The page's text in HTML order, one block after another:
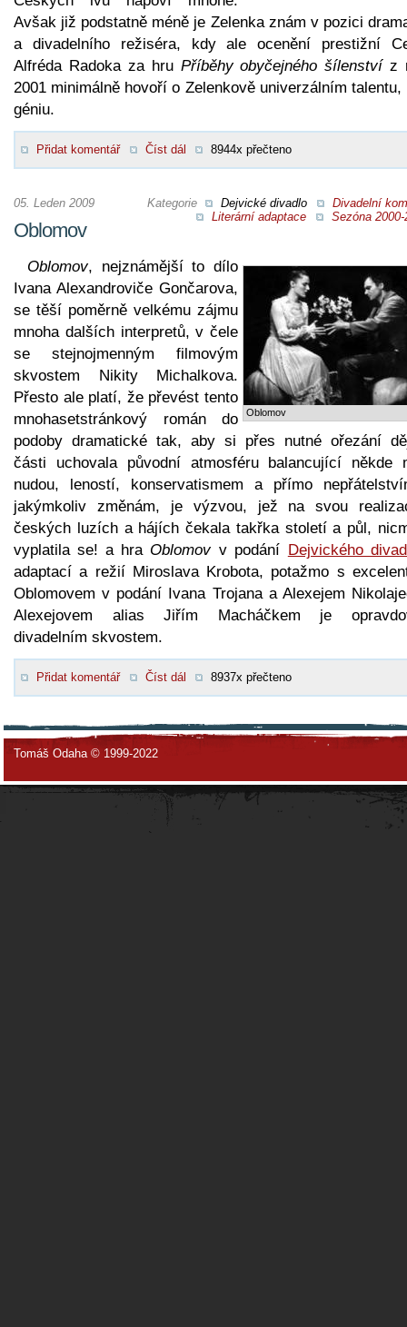
Avšak již podstatně méně je Zelenka znám v pozici
a divadelního režiséra, kdy ale ocenění prestižní
Alfréda Radoka za hru Příběhy obyčejného šílenstvíz
2001 minimálně hovoří o Zelenkově univerzálním talentu,
géniu.
Přidat komentář Číst dál 8944x přečteno
Kategorie Dejvické divadlo
Divadelní
Literární adaptace
Sezóna 2000-
05. Leden 2009
Oblomov
Oblomov
Oblomov, nejznámější to dílo
Ivana Alexandroviče Gončarova,
se těší poměrně velkému zájmu
mnoha dalších interpretů, v čele
se stejnojmenným filmovým
skvostem Nikity Michalkova.
Přesto ale platí, že převést tento
mnohasetstránkový román do
podoby dramatické tak, aby si přes nutné ořezání
části uchovala původní atmosféru balancující někde
nudou, leností, konservatismem a přímo
jakýmkoliv změnám, je výzvou, jež na svou
českých luzích a hájích čekala takřka století a půl,
vyplatila se! a hra Oblomov v podání Dejvického
adaptací a režií Miroslava Krobota, potažmo s
Oblomovem v podání Ivana Trojana a Alexejem
Alexejovem alias Jiřím Macháčkem je
divadelním skvostem.
Přidat komentář Číst dál 8937x přečteno
Tomáš Odaha © 1999-2022